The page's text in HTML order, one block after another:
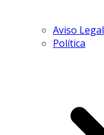
Aviso Legal
Política